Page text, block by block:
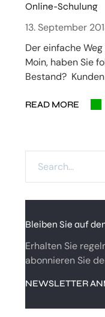
Online-Schulung
13. September
Der einfache
Moin, haben Sie
Bestand?
READ MORE
A
R
H
Bleiben Sie auf
Erhalten Sie
abonnieren Sie
NEWSLETTER